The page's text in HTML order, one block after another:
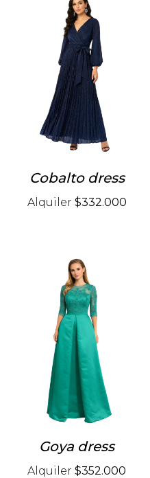
Cobalto dress
Alquiler $332.000
Goya dress
Alquiler $352.000